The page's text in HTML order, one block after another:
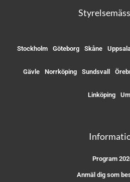
Stockholm Göteborg Skåne
Gävle Norrköping Sundsvall
Linköping
Program
Anmäl dig som